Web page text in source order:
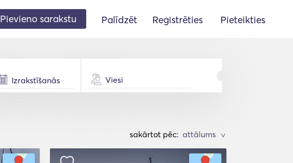
Pievieno sarakstu Palīdzēt Reģistrēties Pieteikties
Viesi
sakārtot pēc: >